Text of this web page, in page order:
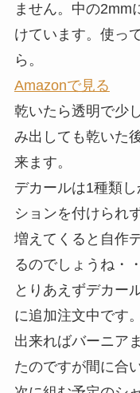
ません。中の2mm
けています。使っ
ら。
Amazonで見る
乾いたら透明で少
み出しても乾いた
来ます。
デカールは1種類
ションを付けられ
増えてくると自作
るのでしょうね・
とりあえずデカー
に追加注文中です。
出来ればバーニア
たのですが間に合